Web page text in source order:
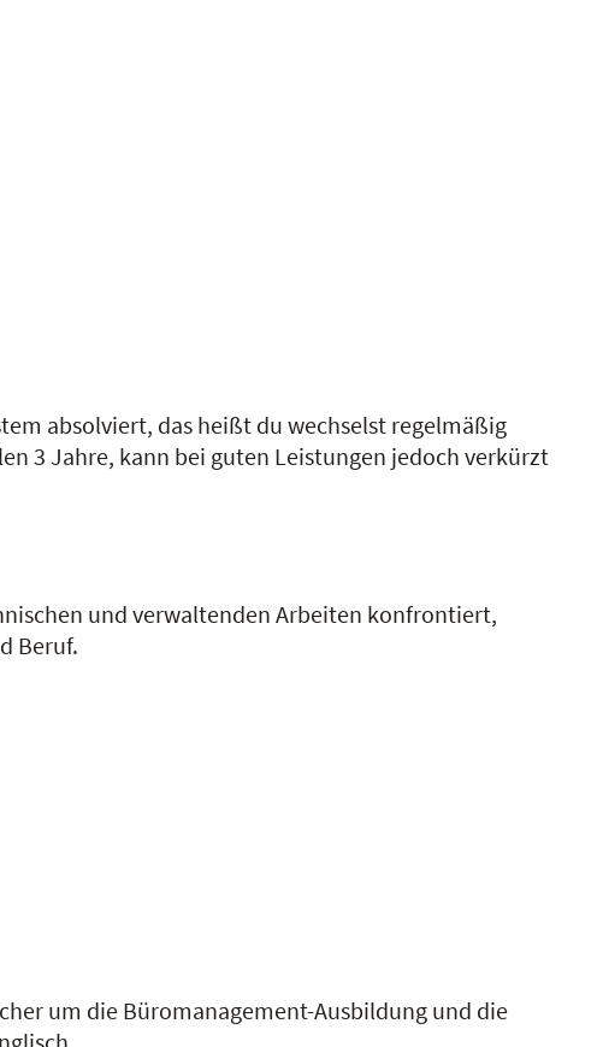
absolviert, das heißt du wechselst regelmäßig
3 Jahre, kann bei guten Leistungen jedoch verkürzt
und verwaltenden Arbeiten konfrontiert,
Beruf.
um die Büromanagement-Ausbildung und die